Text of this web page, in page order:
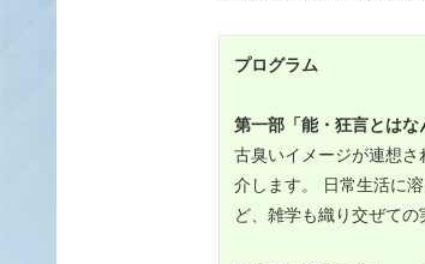
プログラム
第一部「能・狂言とはな
古臭いイメージが連想
介します。 日常生活に
ど、雑学も織り交ぜての